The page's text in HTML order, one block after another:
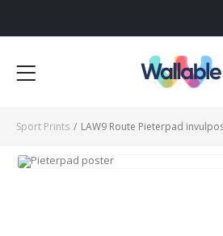
Voor 12:00 uur besteld, dezelfde
Sport Prints / LAW9 Route Pieterpad invulposter –